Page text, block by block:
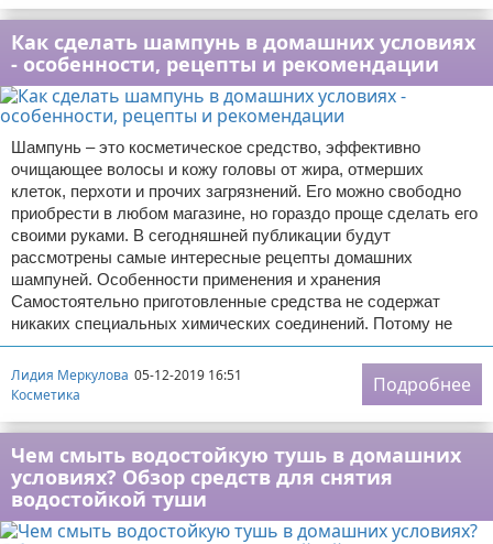
Как сделать шампунь в домашних условиях
- особенности, рецепты и рекомендации
Шампунь – это косметическое средство, эффективно
очищающее волосы и кожу головы от жира, отмерших
клеток, перхоти и прочих загрязнений. Его можно свободно
приобрести в любом магазине, но гораздо проще сделать его
своими руками. В сегодняшней публикации будут
рассмотрены самые интересные рецепты домашних
шампуней. Особенности применения и хранения
Самостоятельно приготовленные средства не содержат
никаких специальных химических соединений. Потому не
Лидия Меркулова 05-12-2019 16:51
Косметика
Подробнее
Чем смыть водостойкую тушь в домашних
условиях? Обзор средств для снятия
водостойкой туши